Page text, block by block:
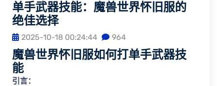
单手武器技能：魔兽世界怀旧服的
绝佳选择
2025-10-18 00:24:44 964
魔兽世界怀旧服如何打单手武器技
能
引言：